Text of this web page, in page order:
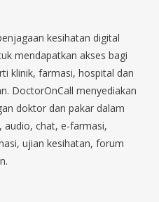
Newton, Novena,
River Valley, Sembawang,
Rd, Seletar, Tampines, Toa
Tanglin, Thomson, Tuas,
Bukit Timah, Upper Thomson,
Chu Kang.
kesihatan digital
mendapatkan akses bagi
klinik, farmasi, hospital dan
DoctorOnCall menyediakan
doktor dan pakar dalam
audio, chat, e-farmasi,
ujian kesihatan, forum